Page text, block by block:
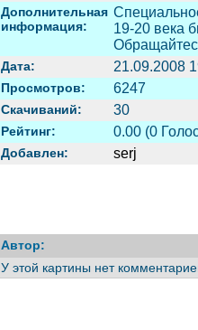
Дополнительная
информация:
19-20 века
Дата: 21.09.2008
Просмотров: 6247
Скачиваний: 30
Рейтинг: 0.00 (0
Добавлен: serj
Автор:
У этой картины нет